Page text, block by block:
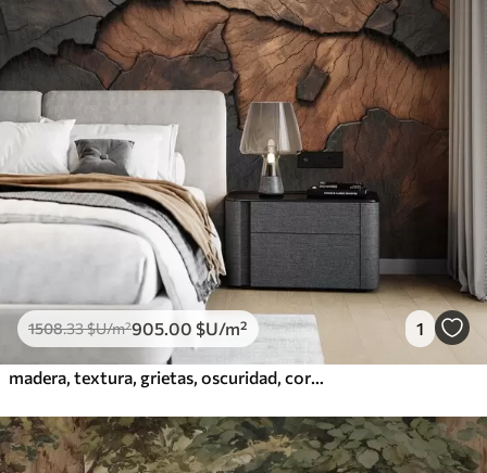
1508.33$U/m²905 .00 $U/m² 1